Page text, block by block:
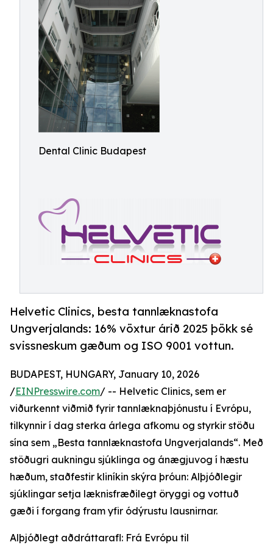
Dental Clinic Budapest
Helvetic Clinics, besta tannlæknastofa
Ungverjalands: 16% vöxtur árið 2025 þökk sé
svissneskum gæðum og ISO 9001 vottun.
BUDAPEST, HUNGARY, January 10, 2026
/EINPresswire.com/ -- Helvetic Clinics, sem er
viðurkennt viðmið fyrir tannlæknaþjónustu í Evrópu,
tilkynnir í dag sterka árlega afkomu og styrkir stöðu
sína sem „Besta tannlæknastofa Ungverjalands“. Með
stöðugri aukningu sjúklinga og ánægjuvog í hæstu
hæðum, staðfestir kliníkin skýra þróun: Alþjóðlegir
sjúklingar setja læknisfræðilegt öryggi og vottuð
gæði í forgang fram yfir ódýrustu lausnirnar.
Alþjóðlegt aðdráttarafl: Frá Evrópu til